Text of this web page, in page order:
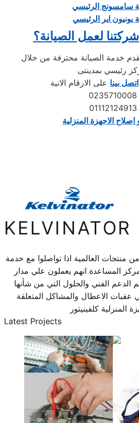
سامسونج الرئيسي
يونيون اير الرئيسي
شركتنا لعمل الصيانة؟
خدمة الصيانة محترفة من خلال
اتصل بينا على الارقام الاتية
0235710008
01112124913
الاجهزة المنزلية
KELVINATOR
منتجات العالمية اذا تواصلوا مع خدمة
المساعدة انهم يعملون علي مدار
الدعم الفني والحلول التي من شأنها
الاعطال والمشاكل المتعلقة
المنزلية كلفينيتور
Latest Projects